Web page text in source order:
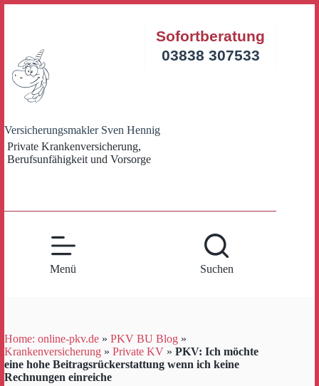
Versicherungsmakler Sven Hennig
Private Krankenversicherung,
Berufsunfähigkeit und Vorsorge
Sofortberatung
03838 307533
Menü Suchen
Home: online-pkv.de » PKV BU Blog »
Krankenversicherung » Private KV » PKV: Ich möchte
eine hohe Beitragsrückerstattung wenn ich keine
Rechnungen einreiche